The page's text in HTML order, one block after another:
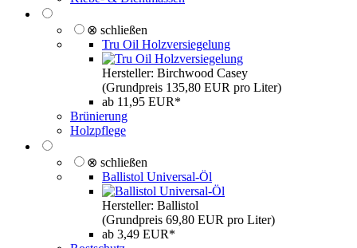
⊗ schließen
Tru Oil Holzversiegelung
Hersteller: Birchwood Casey
(Grundpreis 135,80 EUR pro Liter)
ab 11,95 EUR*
Brünierung
Holzpflege
⊗ schließen
Ballistol Universal-Öl
Hersteller: Ballistol
(Grundpreis 69,80 EUR pro Liter)
ab 3,49 EUR*